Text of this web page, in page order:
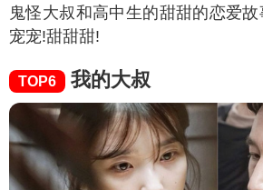
鬼怪大叔和高中生的甜甜的恋爱
宠宠!甜甜甜!
TOP6 我的大叔